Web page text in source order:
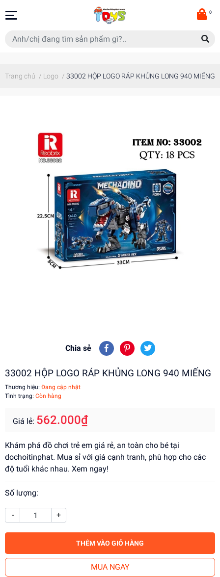
0
Trang chủ / Logo / 33002 HỘP LOGO RÁP KHỦNG LONG 940 MIẾNG
Chia sẻ
33002 HỘP LOGO RÁP KHỦNG LONG 940 MIẾNG
Thương hiệu: Đang cập nhật
Tình trạng: Còn hàng
Giá lẻ: 562.000₫
Khám phá đồ chơi trẻ em giá rẻ, an toàn cho bé tại
dochoitinphat. Mua sỉ với giá cạnh tranh, phù hợp cho các
độ tuổi khác nhau. Xem ngay!
Số lượng:
- +
THÊM VÀO GIỎ HÀNG
MUA NGAY